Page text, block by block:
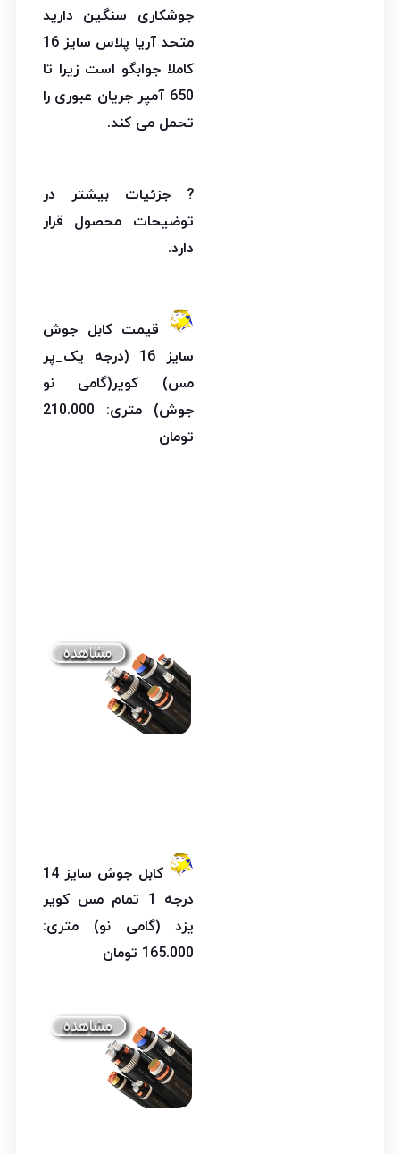
جوشکاری سنگین دارید
متحد آریا پلاس سایز 16
کاملا جوابگو است زیرا تا
650 آمپر جریان عبوری را
تحمل می کند.
? جزئیات بیشتر در
توضیحات محصول قرار
دارد.
قیمت کابل جوش
سایز 16 (درجه یک_پر
مس) کویر(گامی نو
جوش) متری: 210.000
تومان
کابل جوش سایز 14
درجه 1 تمام مس کویر
یزد (گامی نو) متری:
165.000 تومان